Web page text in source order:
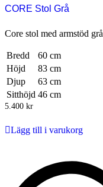
CORE Stol Grå
Core stol med armstöd grå
Bredd
60 cm
Höjd
83 cm
Djup
63 cm
Sitthöjd 46 cm
5.400 kr
Lägg till i varukorg